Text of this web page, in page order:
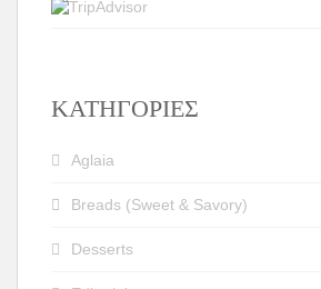
KΑΤΗΓΟΡΊΕΣ
Aglaia
Breads (Sweet & Savory)
Desserts